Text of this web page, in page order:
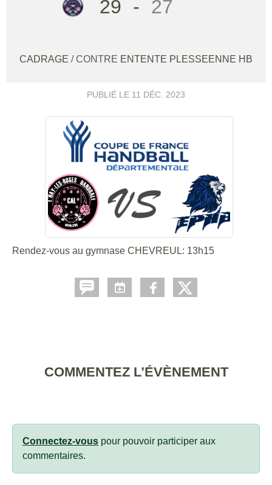
29 - 27
CADRAGE / CONTRE ENTENTE PLESSEENNE HB
PUBLIÉ LE 11 DÉC. 2023
Rendez-vous au gymnase CHEVREUL: 13h15
COMMENTEZ L’ÉVÈNEMENT
Connectez-vous pour pouvoir participer aux
commentaires.